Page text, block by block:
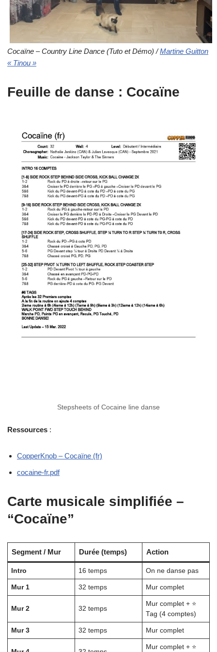
Cocaïne – Country Line Dance (Tuto et Démo) /Martine Guitton
« Tinou »
Feuille de danse : Cocaïne
Stepsheets of Cocaine line danse
Ressources :
CopperKnob – Cocaïne (fr)
cocaine-fr.pdf
Carte musicale simplifiée –
“Cocaïne”
Segment / Mur Durée (temps) Action
Intro 16 temps On ne danse pas
Mur 1 32 temps Mur complet
Mur 2 32 temps
Mur complet + ⭐
Tag (4 comptes)
Mur 3 32 temps Mur complet
Mur complet + ⭐